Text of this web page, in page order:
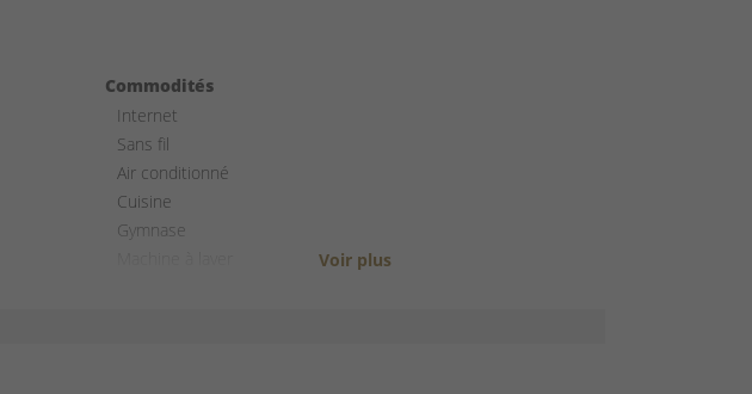
Commodités
Internet
Sans fil
Air conditionné
Cuisine
Gymnase